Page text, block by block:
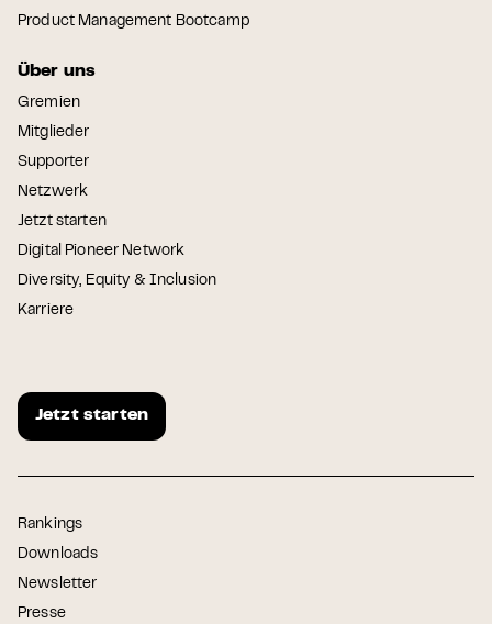
Product Management Bootcamp
Über uns
Gremien
Mitglieder
Supporter
Netzwerk
Jetzt starten
Digital Pioneer Network
Diversity, Equity & Inclusion
Karriere
Jetzt starten
Rankings
Downloads
Newsletter
Presse